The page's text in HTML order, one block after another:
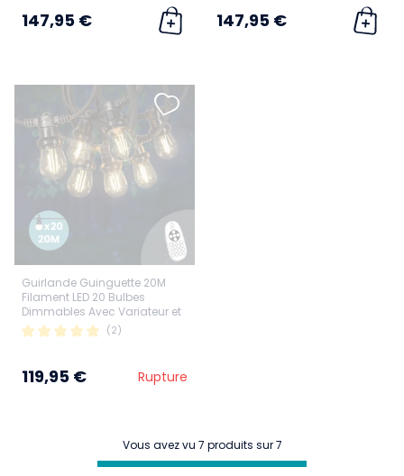
147,95 € 147,95 €
Guirlande Guinguette 20M
Filament LED 20 Bulbes
Dimmables Avec Variateur et
Télécommande(2)
119,95 € Rupture
Vous avez vu 7 produits sur 7